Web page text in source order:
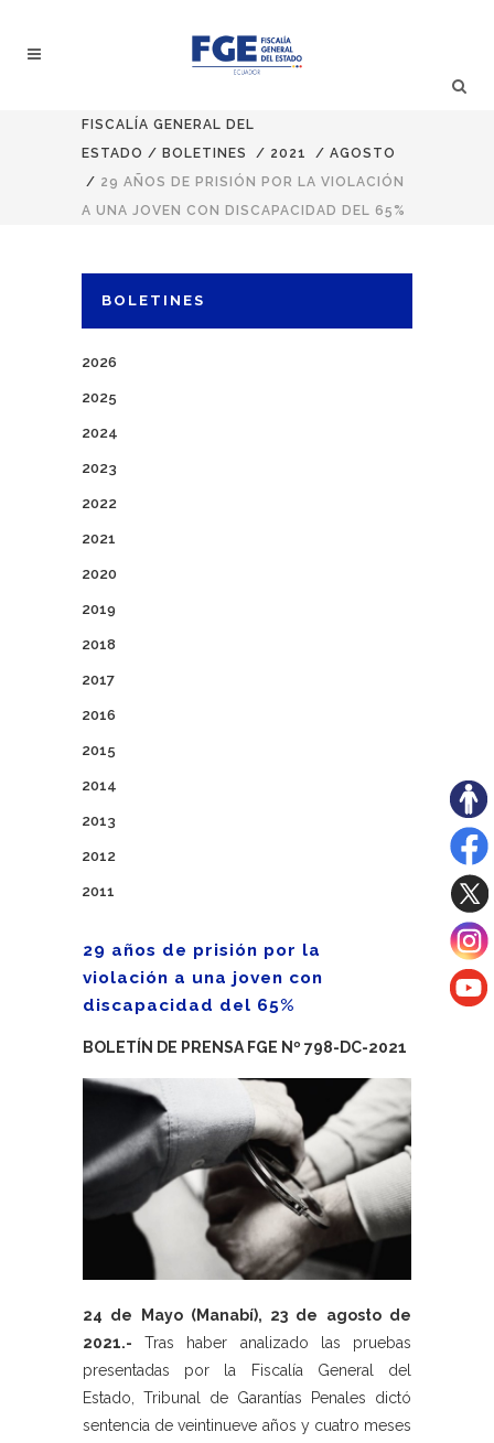
FISCALÍA GENERAL DEL
ESTADO / BOLETINES / 2021 / AGOSTO
/ 29 AÑOS DE PRISIÓN POR LA VIOLACIÓN
A UNA JOVEN CON DISCAPACIDAD DEL 65%
BOLETINES
2026
2025
2024
2023
2022
2021
2020
2019
2018
2017
2016
2015
2014
2013
2012
2011
29 años de prisión por la
violación a una joven con
discapacidad del 65%
BOLETÍN DE PRENSA FGE Nº 798-DC-2021
24 de Mayo (Manabí), 23 de agosto de
2021.- Tras haber analizado las pruebas
presentadas por la Fiscalía General del
Estado, Tribunal de Garantías Penales dictó
sentencia de veintinueve años y cuatro meses